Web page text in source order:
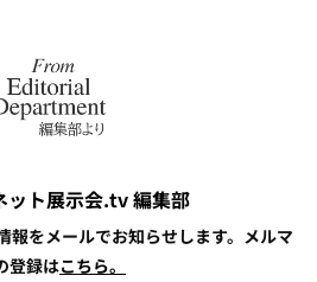
ット展示会.tv 編集部
報をメールでお知らせします。メルマ
登録はこちら。